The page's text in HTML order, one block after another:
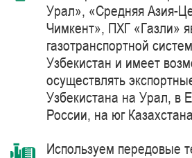
Урал», «Средняя Азия-
Чимкент», ПХГ «Газли»
газотранспортной
Узбекистан и имеет
осуществлять
Узбекистана на Урал, в
России, на юг
Используем передовые